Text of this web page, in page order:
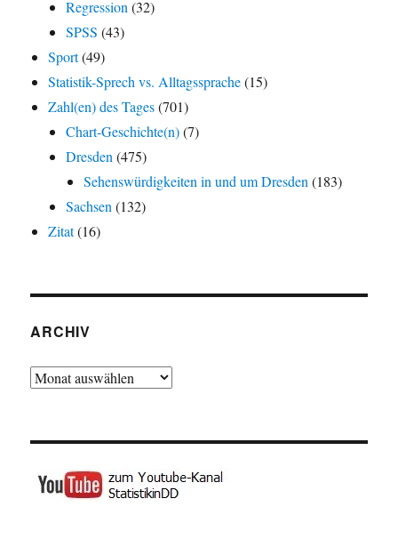
Regression (32)
SPSS (43)
Sport(49)
Statistik-Sprech vs. Alltagssprache(15)
Zahl(en) des Tages(701)
Chart-Geschichte(n)(7)
Dresden (475)
Sehenswürdigkeiten in und um Dresden (183)
Sachsen (132)
Zitat(16)
ARCHIV
Archiv